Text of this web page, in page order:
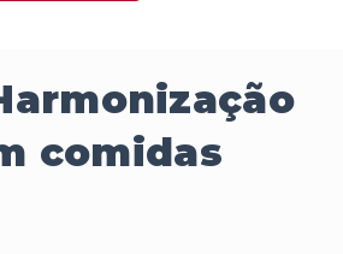
comidas